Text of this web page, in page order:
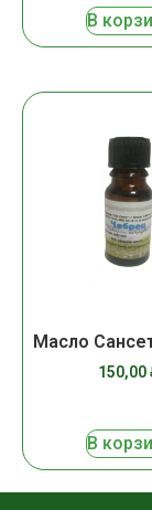
В
Масло
150,00
В